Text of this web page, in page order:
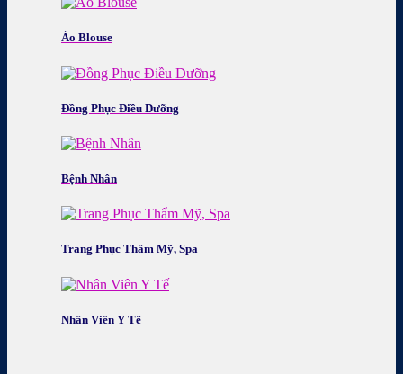
Áo Blouse
Đồng Phục Điều Dưỡng
Bệnh Nhân
Trang Phục Thẩm Mỹ, Spa
Nhân Viên Y Tế